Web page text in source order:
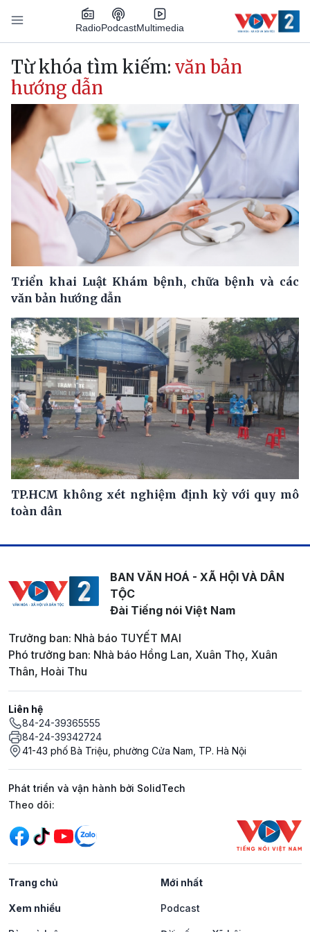
Nhảy đến nội dung
RadioPodcastMultimedia
Main navigation
Từ khóa tìm kiếm: văn bản
hướng dẫn
Triển khai Luật Khám bệnh, chữa bệnh và các
văn bản hướng dẫn
TP.HCM không xét nghiệm định kỳ với quy mô
toàn dân
BAN VĂN HOÁ - XÃ HỘI VÀ DÂN
TỘC
Đài Tiếng nói Việt Nam
Trưởng ban: Nhà báo TUYẾT MAI
Phó trưởng ban: Nhà báo Hồng Lan, Xuân Thọ, Xuân
Thân, Hoài Thu
Liên hệ
84-24-39365555
84-24-39342724
41-43 phố Bà Triệu, phường Cửa Nam, TP. Hà Nội
Phát triển và vận hành bởi SolidTech
Mạng xã hội
Theo dõi:
Trang chủ Mới nhất
Xem nhiều Podcast